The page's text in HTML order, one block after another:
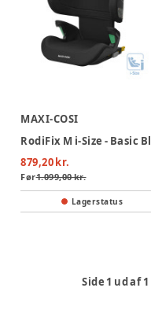
MAXI-COSI
879,20 kr.
Før1.099,00 kr.
Lagerstatus
Side 1 ud af1